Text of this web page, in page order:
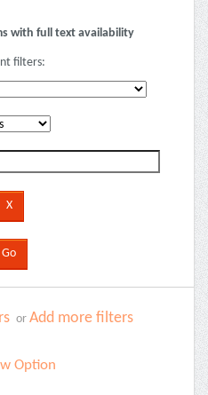
with full text availability
filters:
or Add more filters
Option